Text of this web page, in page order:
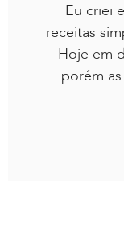
Eu criei
receitas
Hoje em
porém